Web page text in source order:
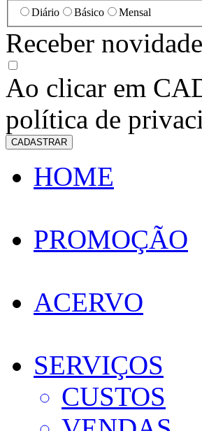
Diário Básico Mensal
Receber
Ao clicar em
política de
CADASTRAR
HOME
PROMOÇÃO
ACERVO
SERVIÇOS
CUSTOS